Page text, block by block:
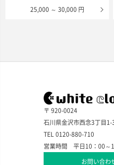
25,000 ～ 30,000 円
〒 920-0024
石川県金沢市西念3丁目
TEL 0120-880-710
営業時間 平日10：00～
お問い合わ